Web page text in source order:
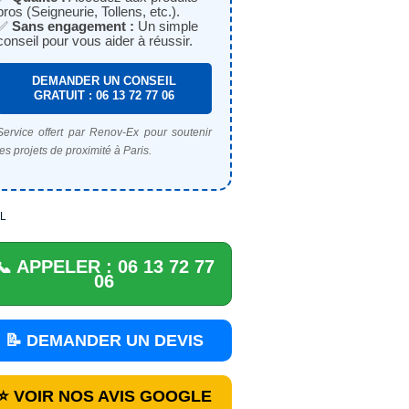
(Seigneurie, Tollens, etc.).
Sans engagement : Un simple
pour vous aider à réussir.
DEMANDER UN CONSEIL
GRATUIT : 06 13 72 77 06
offert par Renov-Ex pour soutenir
projets de proximité à Paris.
APPELER : 06 13 72 77
06
📝 DEMANDER UN DEVIS
VOIR NOS AVIS GOOGLE